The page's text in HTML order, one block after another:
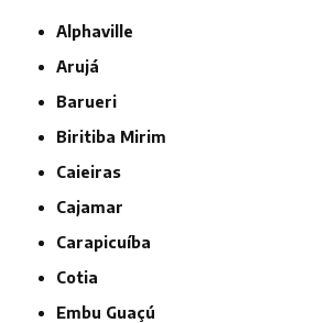
Alphaville
Arujá
Barueri
Biritiba Mirim
Caieiras
Cajamar
Carapicuíba
Cotia
Embu Guaçú